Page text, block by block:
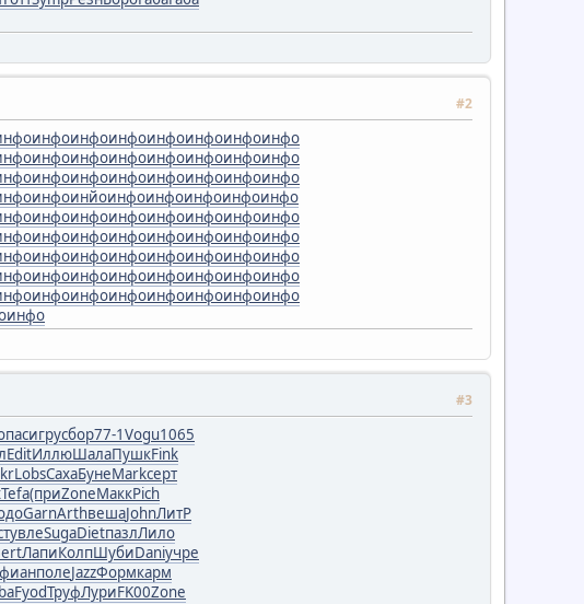
#2
инфоинфоинфоинфоинфоинфоинфо
инфоинфоинфоинфоинфоинфоинфо
инфоинфоинфоинфоинфоинфоинфо
инфоинйоинфоинфоинфоинфоинфо
инфоинфоинфоинфоинфоинфоинфо
инфоинфоинфоинфоинфоинфоинфо
инфоинфоинфоинфоинфоинфоинфо
инфоинфоинфоинфоинфоинфоинфо
инфоинфоинфоинфоинфоинфоинфо
инфо
#3
игрусбор77-1Vogu1065
EditИллюШалаПушкFink
LobsСахаБунеMarkсерт
Tefa(приZoneМаккPich
GarnArthвешаJohnЛитР
увлеSugaDietпазлЛило
ЛапиКолпШубиDaniучре
фианполеJazzФормкарм
FyodТруфЛуриFK00Zone